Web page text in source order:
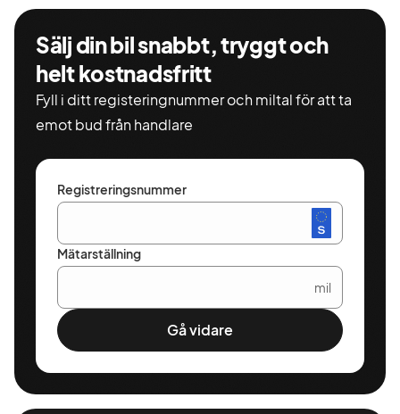
Sälj din bil snabbt, tryggt och
helt kostnadsfritt
Fyll i ditt registeringnummer och miltal för att ta
emot bud från handlare
Registreringsnummer
Mätarställning
mil
Gå vidare